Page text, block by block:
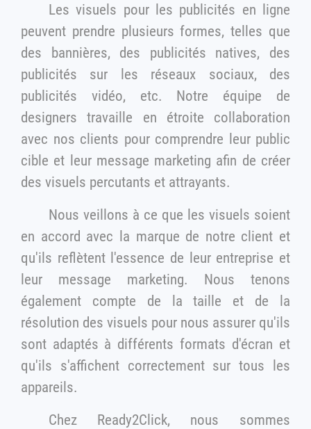
Les visuels pour les publicités en ligne
peuvent prendre plusieurs formes, telles que
des bannières, des publicités natives, des
publicités sur les réseaux sociaux, des
publicités vidéo, etc. Notre équipe de
designers travaille en étroite collaboration
avec nos clients pour comprendre leur public
cible et leur message marketing afin de créer
des visuels percutants et attrayants.
Nous veillons à ce que les visuels soient
en accord avec la marque de notre client et
qu'ils reflètent l'essence de leur entreprise et
leur message marketing. Nous tenons
également compte de la taille et de la
résolution des visuels pour nous assurer qu'ils
sont adaptés à différents formats d'écran et
qu'ils s'affichent correctement sur tous les
appareils.
Chez Ready2Click, nous sommes